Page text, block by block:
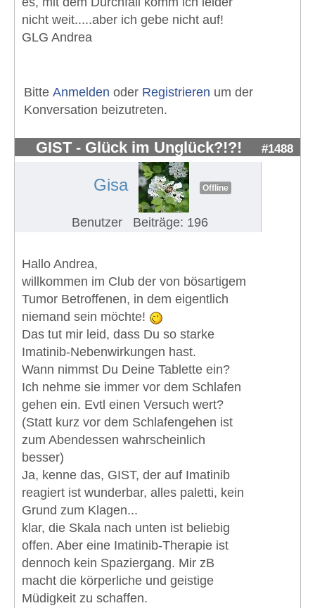
nicht weit.....aber ich gebe nicht auf!
GLG Andrea
Bitte Anmelden oder Registrieren um der
Konversation beizutreten.
GIST - Glück im Unglück?!?! #1488
Gisa Offline
Benutzer Beiträge: 196
Hallo Andrea,
willkommen im Club der von bösartigem
Tumor Betroffenen, in dem eigentlich
niemand sein möchte!
Das tut mir leid, dass Du so starke
Imatinib-Nebenwirkungen hast.
Wann nimmst Du Deine Tablette ein?
Ich nehme sie immer vor dem Schlafen
gehen ein. Evtl einen Versuch wert?
(Statt kurz vor dem Schlafengehen ist
zum Abendessen wahrscheinlich
besser)
Ja, kenne das, GIST, der auf Imatinib
reagiert ist wunderbar, alles paletti, kein
Grund zum Klagen...
klar, die Skala nach unten ist beliebig
offen. Aber eine Imatinib-Therapie ist
dennoch kein Spaziergang. Mir zB
macht die körperliche und geistige
Müdigkeit zu schaffen.